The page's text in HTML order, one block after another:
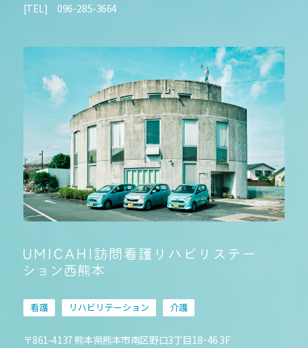
[TEL] 096-285-3664
看護 リハビリテーション 介護
〒861-4137 熊本県熊本市南区野口3丁目18−46 3F